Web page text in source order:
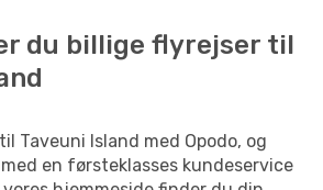
du billige flyrejser til
Taveuni Island med Opodo, og
en førsteklasses kundeservice